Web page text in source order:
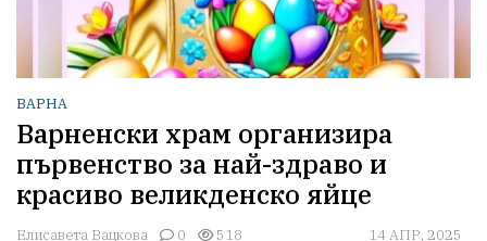
ВАРНА
Варненски храм организира
първенство за най-здраво и
красиво великденско яйце
Елисавета Вацкова 0 518 14 АПР, 2025